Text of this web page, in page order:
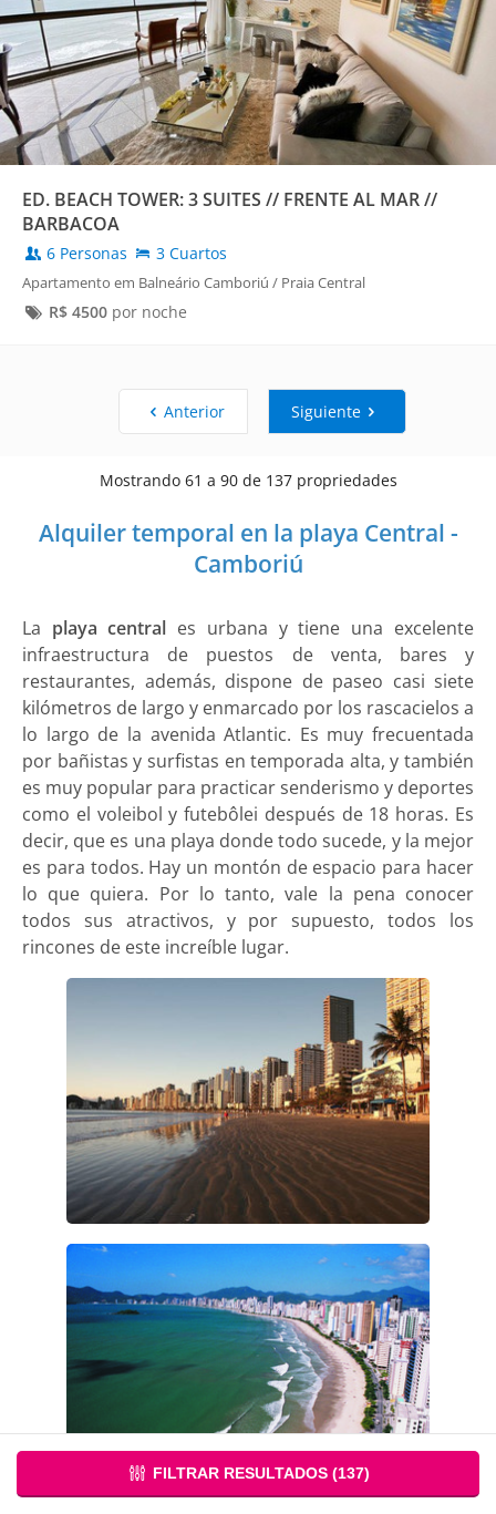
FILTRAR RESULTADOS (137)
ED. BEACH TOWER: 3 SUITES // FRENTE AL MAR //
BARBACOA
6 Personas 3 Cuartos
Apartamento em Balneário Camboriú / Praia Central
R$ 4500por noche
Anterior
Mostrando 61 a 90 de 137 propriedades
Siguiente
Alquiler temporal en la playa Central -
Camboriú
La playa central es urbana y tiene una excelente
infraestructura de puestos de venta, bares y
restaurantes, además, dispone de paseo casi siete
kilómetros de largo y enmarcado por los rascacielos a
lo largo de la avenida Atlantic. Es muy frecuentada
por bañistas y surfistas en temporada alta, y también
es muy popular para practicar senderismo y deportes
como el voleibol y futebôlei después de 18 horas. Es
decir, que es una playa donde todo sucede, y la mejor
es para todos. Hay un montón de espacio para hacer
lo que quiera. Por lo tanto, vale la pena conocer
todos sus atractivos, y por supuesto, todos los
rincones de este increíble lugar.